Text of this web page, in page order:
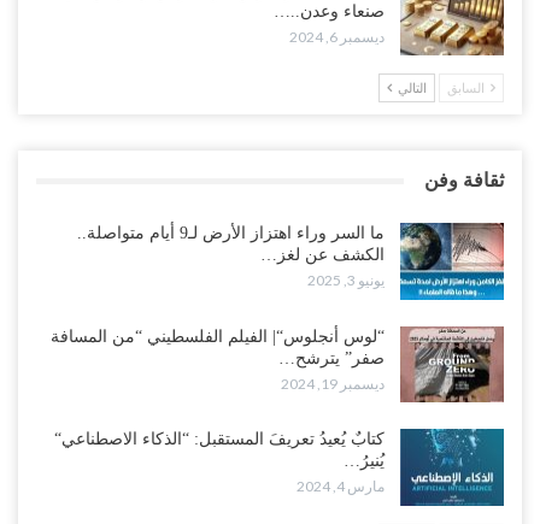
صنعاء وعدن..…
ديسمبر 6, 2024
السابق التالي
ثقافة وفن
ما السر وراء اهتزاز الأرض لـ9 أيام متواصلة..
الكشف عن لغز…
يونيو 3, 2025
“لوس أنجلوس“| الفيلم الفلسطيني “من المسافة
صفر” يترشح…
ديسمبر 19, 2024
كتابٌ يُعيدُ تعريفَ المستقبل: “الذكاء الاصطناعي“
يُنيرُ…
مارس 4, 2024